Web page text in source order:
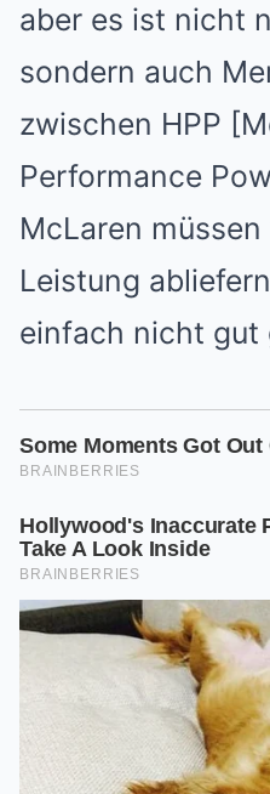
aber es ist nicht
sondern auch
zwischen HPP
Performance
McLaren
Leistung
einfach nicht gut